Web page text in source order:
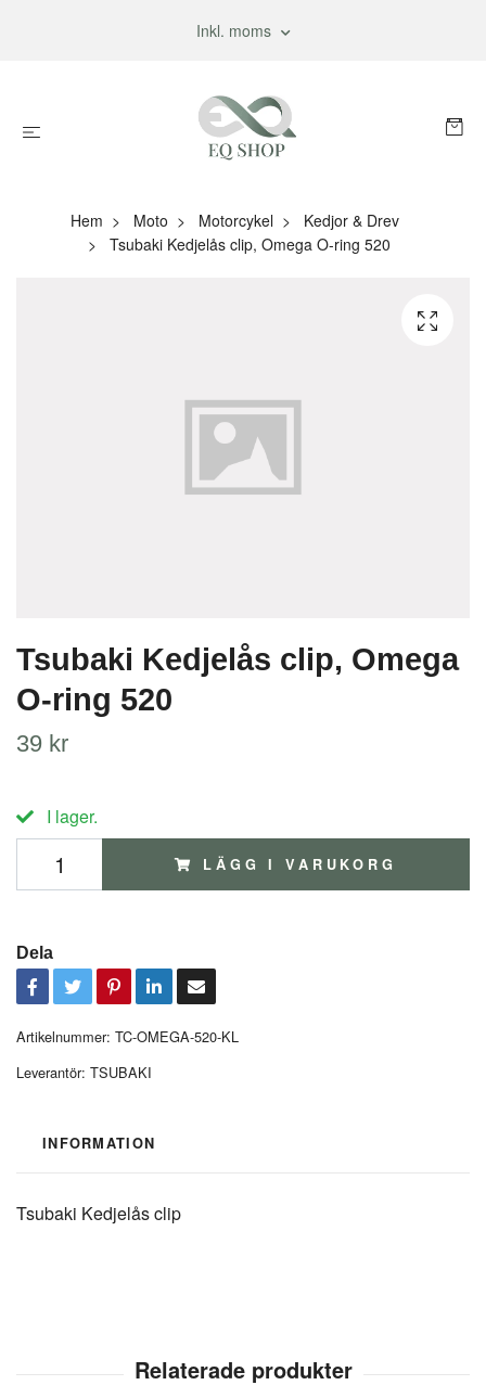
Inkl. moms
Hem Moto Motorcykel
Kedjor & Drev
Tsubaki Kedjelås clip, Omega O-ring 520
Tsubaki Kedjelås clip, Omega
O-ring 520
39 kr
I lager.
LÄGG I VARUKORG
Dela
Artikelnummer: TC-OMEGA-520-KL
Leverantör: TSUBAKI
INFORMATION
Tsubaki Kedjelås clip